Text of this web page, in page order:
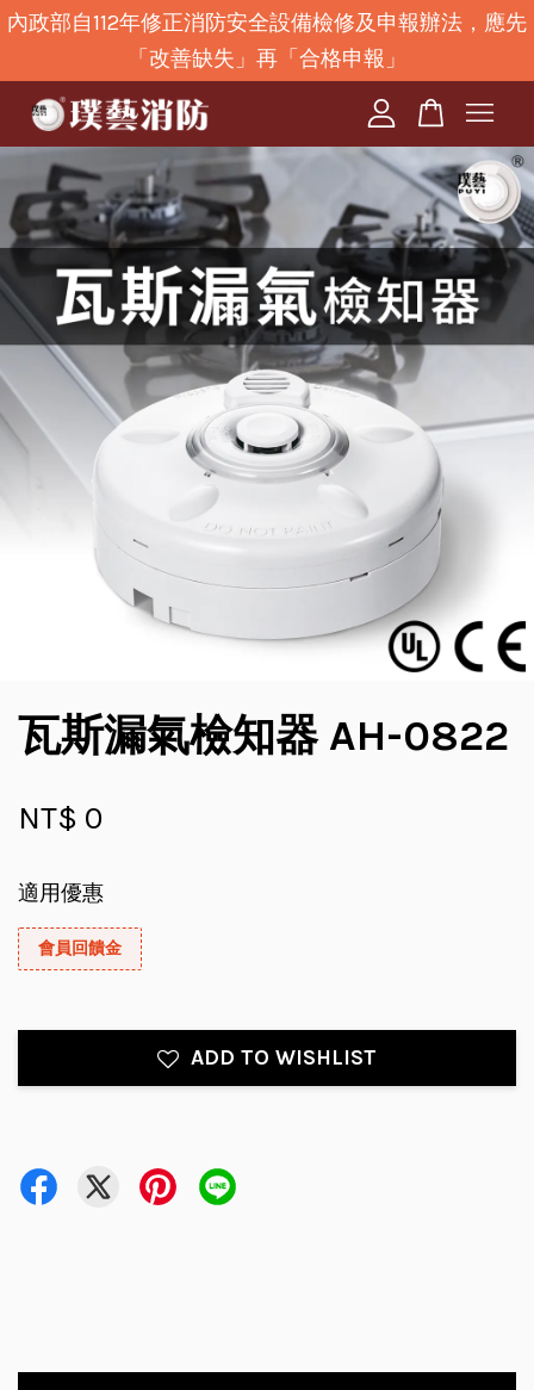
內政部自112年修正消防安全設備檢修及申報辦法，應先
「改善缺失」再「合格申報」
瓦斯漏氣檢知器 AH-0822
NT$ 0
適用優惠
會員回饋金
ADD TO WISHLIST
您的購物車目前還是空的。
繼續購物